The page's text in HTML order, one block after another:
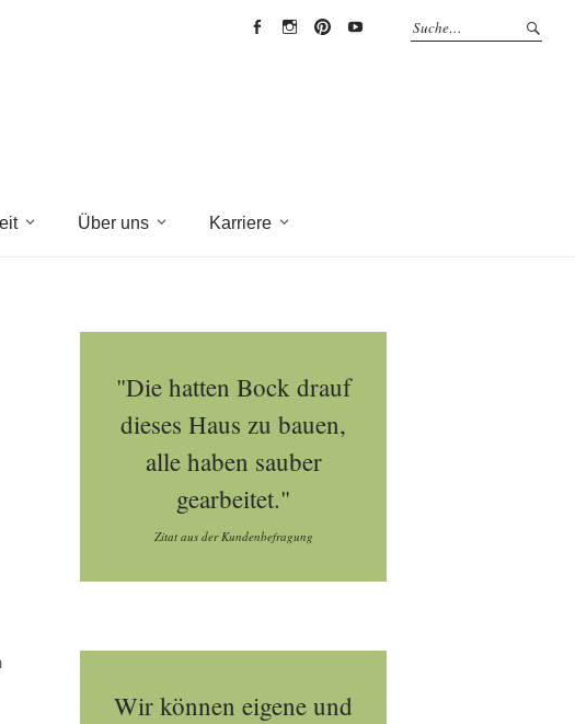
Über uns Karriere
"Die hatten Bock drauf
dieses Haus zu bauen,
alle haben sauber
gearbeitet."
Zitat aus der Kundenbefragung
Wir können eigene und